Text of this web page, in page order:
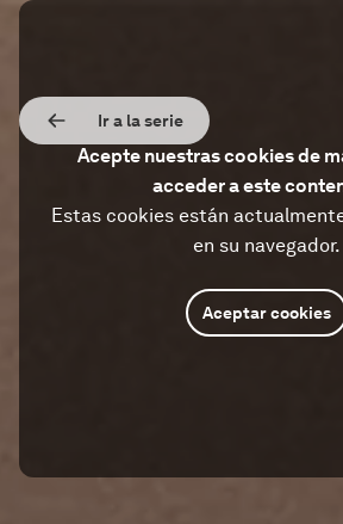
Ir a la serie
Acepte nuestras cookies de
acceder a este
Estas cookies están
en su navegador.
Aceptar cookies